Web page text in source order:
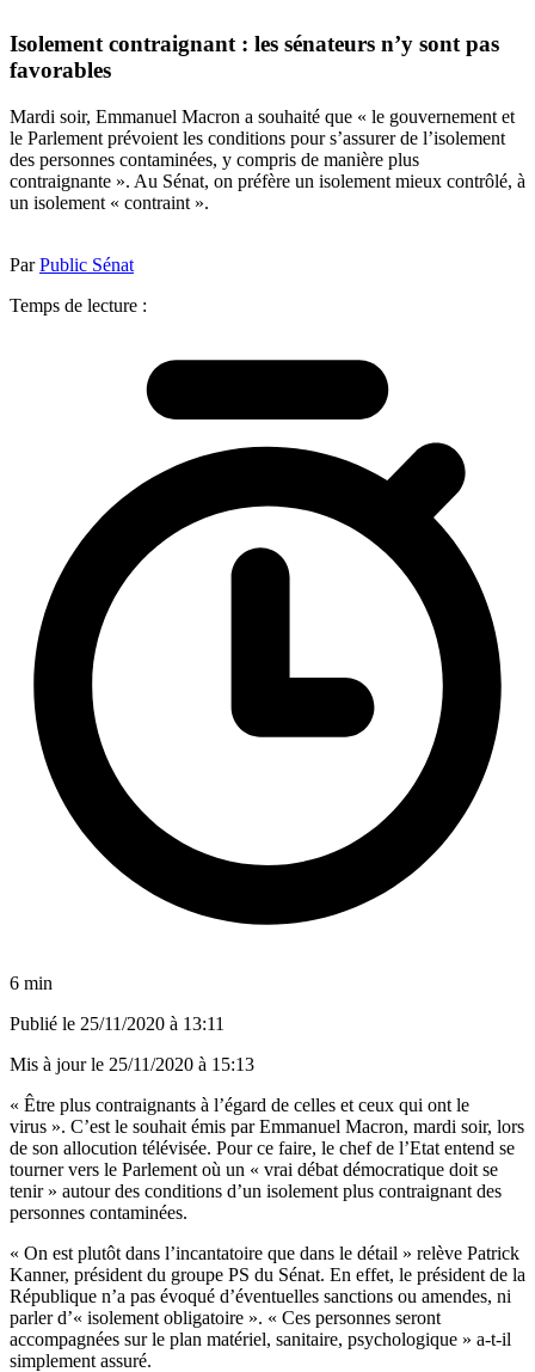
Isolement contraignant : les sénateurs n’y sont pas
favorables
Mardi soir, Emmanuel Macron a souhaité que « le gouvernement et
le Parlement prévoient les conditions pour s’assurer de l’isolement
des personnes contaminées, y compris de manière plus
contraignante ». Au Sénat, on préfère un isolement mieux contrôlé, à
un isolement « contraint ».
ParPublic Sénat
Temps de lecture :
6 min
Publié le 25/11/2020 à 13:11
Mis à jour le 25/11/2020 à 15:13
« Être plus contraignants à l’égard de celles et ceux qui ont le
virus ». C’est le souhait émis par Emmanuel Macron, mardi soir, lors
de son allocution télévisée. Pour ce faire, le chef de l’Etat entend se
tourner vers le Parlement où un « vrai débat démocratique doit se
tenir » autour des conditions d’un isolement plus contraignant des
personnes contaminées.
« On est plutôt dans l’incantatoire que dans le détail » relève Patrick
Kanner, président du groupe PS du Sénat. En effet, le président de la
République n’a pas évoqué d’éventuelles sanctions ou amendes, ni
parler d’« isolement obligatoire ». « Ces personnes seront
accompagnées sur le plan matériel, sanitaire, psychologique » a-t-il
simplement assuré.